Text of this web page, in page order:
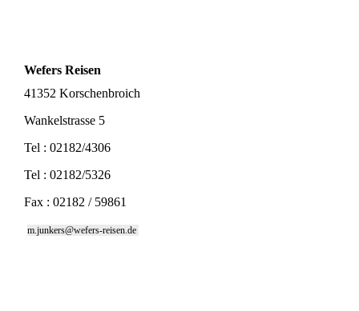
Wefers Reisen
41352 Korschenbroich
Wankelstrasse 5
Tel : 02182/4306
Tel : 02182/5326
Fax : 02182 / 59861
m.junkers@wefers-reisen.de